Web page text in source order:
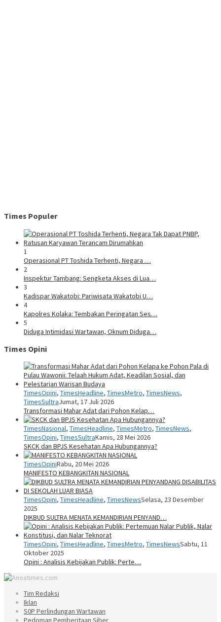
Times Populer
1
Operasional PT Toshida Terhenti, Negara …
2
Inspektur Tambang: Sengketa Akses di Lua…
3
Kadispar Wakatobi: Pariwisata Wakatobi U…
4
Kapolres Kolaka: Tembakan Peringatan Ses…
5
Diduga Intimidasi Wartawan, Oknum Diduga…
Times Opini
TimesOpini, TimesHeadline, TimesMetro, TimesNews,
TimesSultraJumat, 17 Juli 2026
Transformasi Mahar Adat dari Pohon Kelap…
TimesNasional, TimesHeadline, TimesMetro, TimesNews,
TimesOpini, TimesSultraKamis, 28 Mei 2026
SKCK dan BPJS Kesehatan Apa Hubungannya?
TimesOpiniRabu, 20 Mei 2026
MANIFESTO KEBANGKITAN NASIONAL
TimesOpini, TimesHeadline, TimesNewsSelasa, 23 Desember
2025
DIKBUD SULTRA MENATA KEMANDIRIAN PENYAND…
TimesOpini, TimesHeadline, TimesMetro, TimesNewsSabtu, 11
Oktober 2025
Opini : Analisis Kebijakan Publik: Perte…
Tim Redaksi
Iklan
S0P Perlindungan Wartawan
Pedoman Pemberitaan Siber